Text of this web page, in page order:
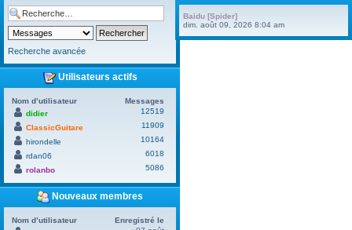
Recherche avancée
Utilisateurs actifs
Nom d’utilisateur
Messages
didier
12519
ClassicGuitare
11909
hirondelle
10164
rdan06
6018
rolanbo
5086
Nouveaux membres
Nom d’utilisateur
Enregistré le
Baidu [Spider]
dim. août 09, 2026 8:04 am